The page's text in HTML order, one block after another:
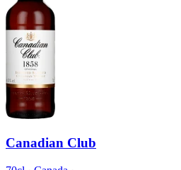
Canadian Club